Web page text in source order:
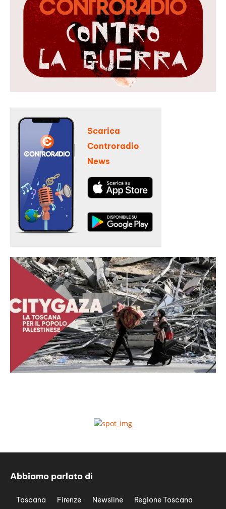
Scarica
Controradio
News
Abbiamo parlato di
Toscana Firenze Newsline
Regione Toscana